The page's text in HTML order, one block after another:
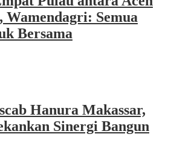
Wamendagri: Semua
Bersama
Hanura Makassar,
Sinergi Bangun